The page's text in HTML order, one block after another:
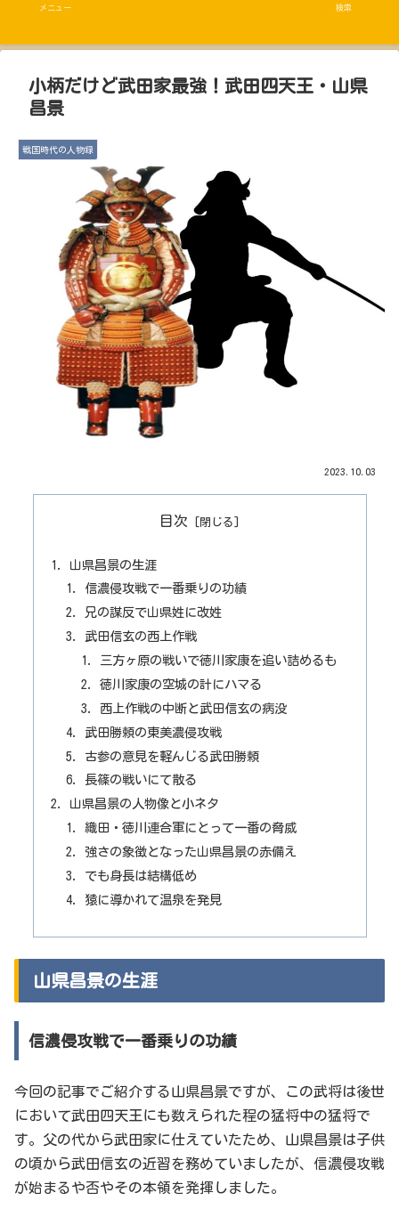
小柄だけど武田家最強！武田四天王・山県
昌景
戦国時代の人物録
2023.10.03
目次
山県昌景の生涯
信濃侵攻戦で一番乗りの功績
兄の謀反で山県姓に改姓
武田信玄の西上作戦
三方ヶ原の戦いで徳川家康を追い詰めるも
徳川家康の空城の計にハマる
西上作戦の中断と武田信玄の病没
武田勝頼の東美濃侵攻戦
古参の意見を軽んじる武田勝頼
長篠の戦いにて散る
山県昌景の人物像と小ネタ
織田・徳川連合軍にとって一番の脅威
強さの象徴となった山県昌景の赤備え
でも身長は結構低め
猿に導かれて温泉を発見
山県昌景の生涯
信濃侵攻戦で一番乗りの功績
今回の記事でご紹介する山県昌景ですが、この武将は後世
において武田四天王にも数えられた程の猛将中の猛将で
す。父の代から武田家に仕えていたため、山県昌景は子供
の頃から武田信玄の近習を務めていましたが、信濃侵攻戦
が始まるや否やその本領を発揮しました。
メニュー 検索